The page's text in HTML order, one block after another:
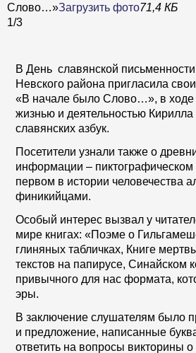
Слово…»Загрузить фото71,4 КБ
1/3
В День славянской
Невского района пригласила
«В начале было Слово…», в ходе
жизнью и деятельностью
славянских азбук.
Посетители узнали также о
информации –
первом в истории человечества
финикийцами.
Особый интерес вызвал у
мире книгах: «Поэме о
глиняных табличках, Книге
текстов на папирусе, Синайском
привычного для нас формата,
эры.
В заключение слушателям было
и предложение, написанные
ответить на вопросы викторины о